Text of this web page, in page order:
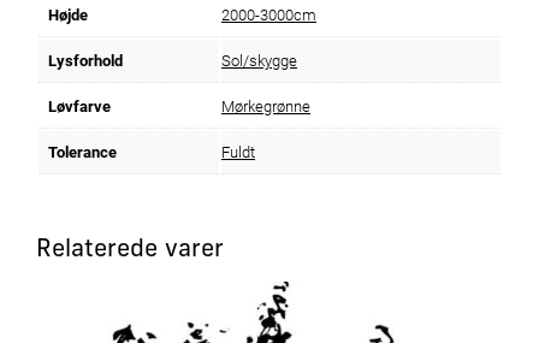
Højde 2000-3000cm
Lysforhold Sol/skygge
Løvfarve Mørkegrønne
Tolerance Fuldt
Relaterede varer